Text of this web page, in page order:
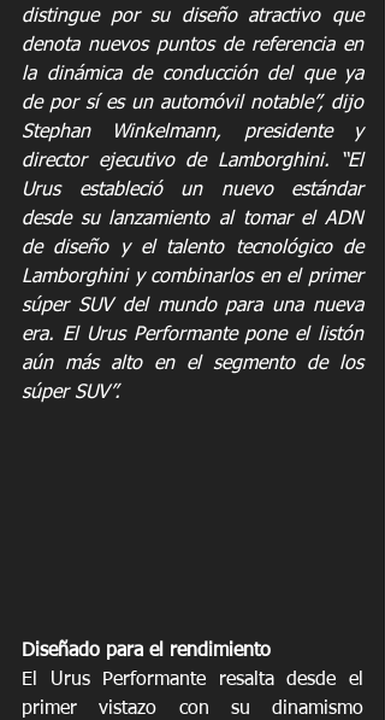
distingue por su diseño atractivo que
denota nuevos puntos de referencia en
la dinámica de conducción del que ya
de por sí es un automóvil notable”, dijo
Stephan Winkelmann, presidente y
director ejecutivo de Lamborghini. “El
Urus estableció un nuevo estándar
desde su lanzamiento al tomar el ADN
de diseño y el talento tecnológico de
Lamborghini y combinarlos en el primer
súper SUV del mundo para una nueva
era. El Urus Performante pone el listón
aún más alto en el segmento de los
súper SUV”.
Diseñado para el rendimiento
El Urus Performante resalta desde el
primer vistazo con su dinamismo